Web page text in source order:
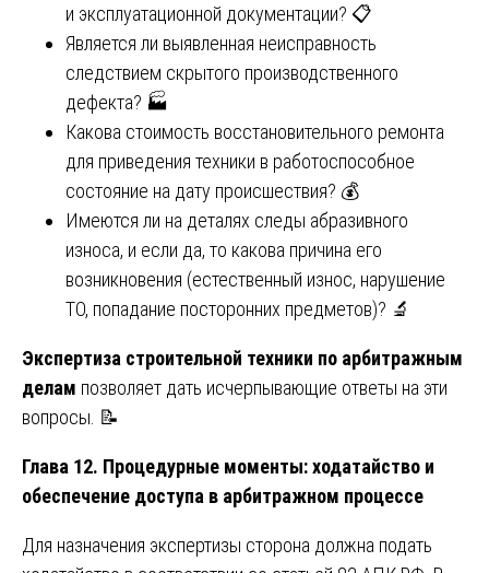
и эксплуатационной документации? 📋
Является ли выявленная неисправность
следствием скрытого производственного
дефекта? 🏭
Какова стоимость восстановительного ремонта
для приведения техники в работоспособное
состояние на дату происшествия? 💰
Имеются ли на деталях следы абразивного
износа, и если да, то какова причина его
возникновения (естественный износ, нарушение
ТО, попадание посторонних предметов)? 🔬
Экспертиза строительной техники по арбитражным
делам позволяет дать исчерпывающие ответы на эти
вопросы. 📝
Глава 12. Процедурные моменты: ходатайство и
обеспечение доступа в арбитражном процессе
Для назначения экспертизы сторона должна подать